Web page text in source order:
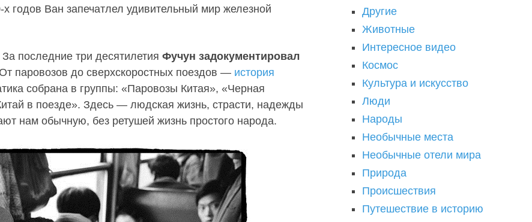
годов Ван запечатлел удивительный мир железной
последние три десятилетия Фучун задокументировал
паровозов до сверхскоростных поездов — история
собрана в группы: «Паровозы Китая», «Черная
в поезде». Здесь — людская жизнь, страсти, надежды
нам обычную, без ретушей жизнь простого народа.
Другие
Животные
Интересное видео
Космос
Культура и искусство
Люди
Народы
Необычные места
Необычные отели мира
Природа
Происшествия
Путешествие в историю